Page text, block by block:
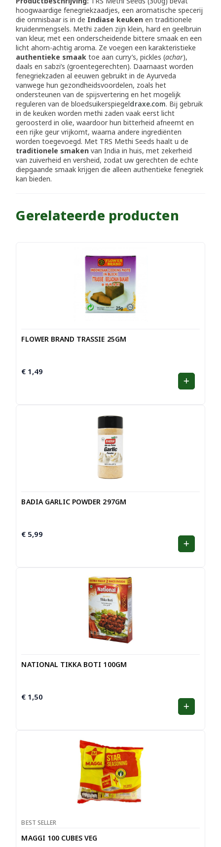
hoogwaardige fenegriekzaadjes, een aromatische specerij
die onmisbaar is in de Indiase keuken en traditionele
kruidenmengsels. Methi zaden zijn klein, hard en geelbruin
van kleur, met een onderscheidende bittere smaak en een
licht ahorn-achtig aroma. Ze voegen een karakteristieke
authentieke smaak toe aan curry’s, pickles (achar),
daals en sabzi’s (groentegerechten). Daarnaast worden
fenegriekzaden al eeuwen gebruikt in de Ayurveda
vanwege hun gezondheidsvoordelen, zoals het
ondersteunen van de spijsvertering en het mogelijk
reguleren van de bloedsuikerspiegeldraxe.com. Bij gebruik
in de keuken worden methi zaden vaak eerst licht
geroosterd in olie, waardoor hun bitterheid afneemt en
een rijke geur vrijkomt, waarna andere ingrediënten
worden toegevoegd. Met TRS Methi Seeds haalt u de
traditionele smaken van India in huis, met zekerheid
van zuiverheid en versheid, zodat uw gerechten de echte
diepgaande smaak krijgen die alleen authentieke fenegriek
kan bieden.
Gerelateerde producten
FLOWER BRAND TRASSIE 25GM
€ 1,49
BADIA GARLIC POWDER 297GM
€ 5,99
NATIONAL TIKKA BOTI 100GM
€ 1,50
BEST SELLER
MAGGI 100 CUBES VEG